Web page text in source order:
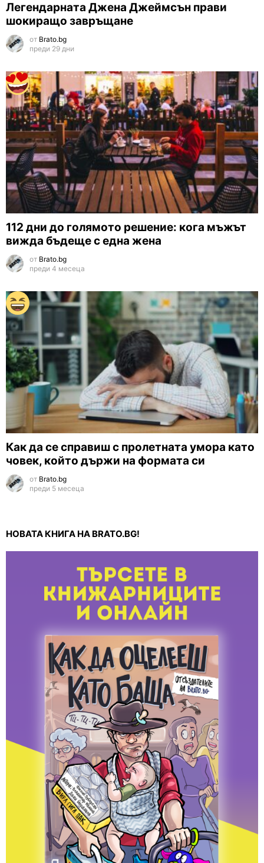
Легендарната Джена Джеймсън прави
шокиращо завръщане
от Brato.bg
преди 29 дни
112 дни до голямото решение: кога мъжът
вижда бъдеще с една жена
от Brato.bg
преди 4 месеца
Как да се справиш с пролетната умора като
човек, който държи на формата си
от Brato.bg
преди 5 месеца
НОВАТА КНИГА НА BRATO.BG!